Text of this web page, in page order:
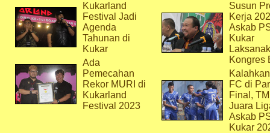
Kukarland
Festival Jadi
Agenda
Tahunan di
Kukar
Ada
Pemecahan
Rekor MURI di
Kukarland
Festival 2023
Susun
Kerja
Askab
Kukar
Kongres
FC di
Final,
Juara
Askab
Kukar